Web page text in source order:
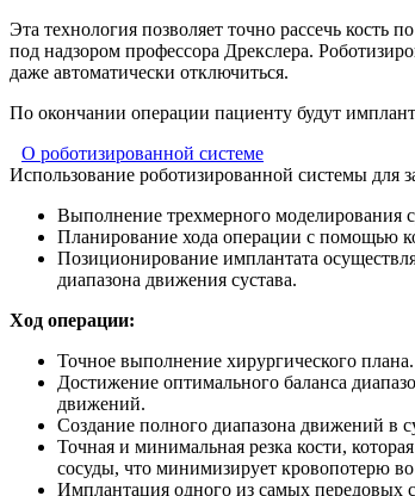
Эта технология позволяет точно рассечь
под надзором профессора Дрекслера.
даже автоматически отключиться.
По окончании операции пациенту будут
О роботизированной системе
Использование роботизированной системы для
Выполнение трехмерного моделирования
Планирование хода операции с помощью
Позиционирование имплантата
диапазона движения сустава.
Ход операции:
Точное выполнение хирургического плана.
Достижение оптимального баланса
движений.
Создание полного диапазона движений в
Точная и минимальная резка кости,
сосуды, что минимизирует кровопотерю
Имплантация одного из самых передовых